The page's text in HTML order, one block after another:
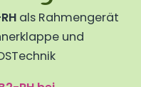
als Rahmengerät
und